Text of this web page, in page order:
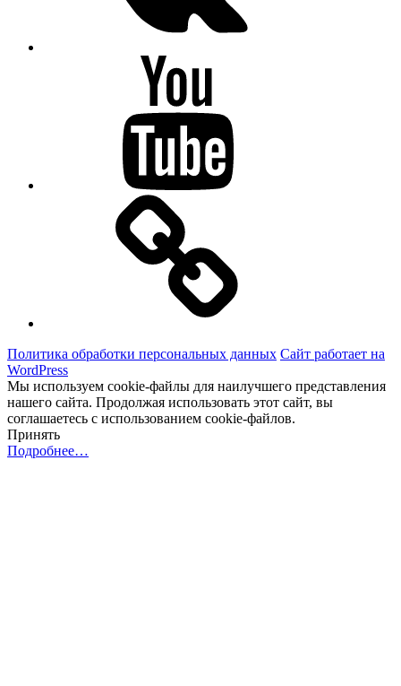
Политика обработки персональных данных Сайт работает на
WordPress
Мы используем cookie-файлы для наилучшего представления
нашего сайта. Продолжая использовать этот сайт, вы
соглашаетесь с использованием cookie-файлов.
Принять
Подробнее…